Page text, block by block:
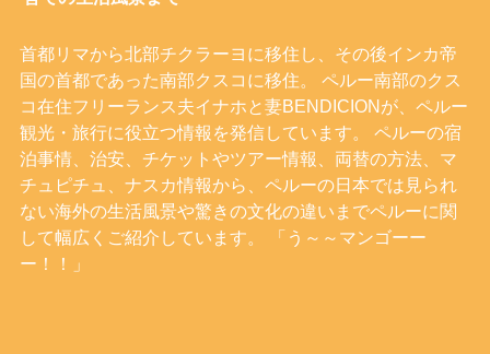
首都リマから北部チクラーヨに移住し、その後インカ帝
国の首都であった南部クスコに移住。 ペルー南部のクス
コ在住フリーランス夫イナホと妻BENDICIONが、ペルー
観光・旅行に役立つ情報を発信しています。 ペルーの宿
泊事情、治安、チケットやツアー情報、両替の方法、マ
チュピチュ、ナスカ情報から、ペルーの日本では見られ
ない海外の生活風景や驚きの文化の違いまでペルーに関
して幅広くご紹介しています。 「う～～マンゴーー
ー！！」